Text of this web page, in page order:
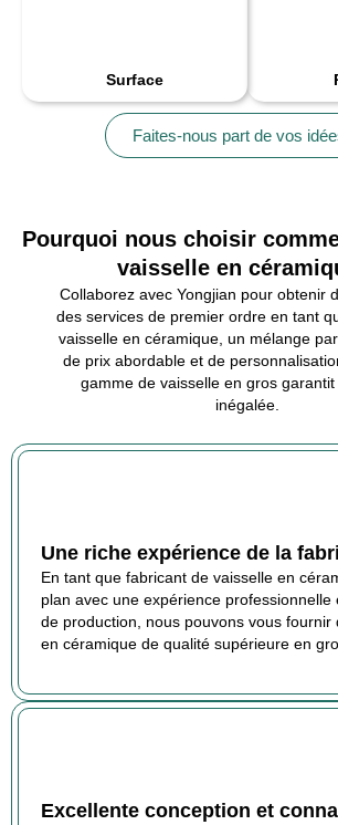
Surface
Faites-nous part de vos
Pourquoi nous choisir
vaisselle en
Collaborez avec Yongjian pour obtenir
des services de premier ordre en tant
vaisselle en céramique, un mélange
de prix abordable et de
gamme de vaisselle en gros
inégalée.
Une riche expérience de la
En tant que fabricant de vaisselle en
plan avec une expérience professionnelle
de production, nous pouvons vous fournir
en céramique de qualité supérieure en
Excellente conception et